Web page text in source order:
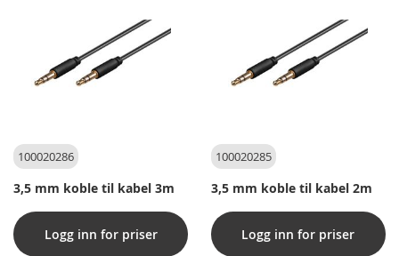
100020286
3,5 mm koble til kabel 3m
Logg inn for priser
100020285
3,5 mm koble til kabel 2m
Logg inn for priser